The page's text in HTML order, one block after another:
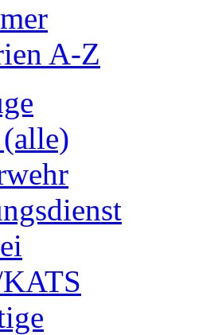
A-Z